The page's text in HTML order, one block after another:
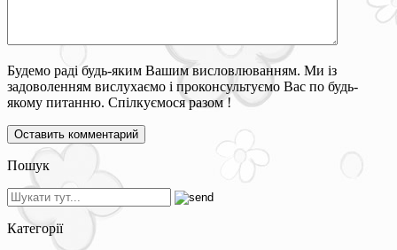
Будемо раді будь-яким Вашим висловлюванням. Ми із
задоволенням вислухаємо і проконсультуємо Вас по будь-
якому питанню. Спілкуємося разом !
Пошук
Категорії